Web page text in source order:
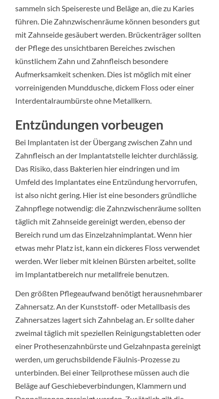
sammeln sich Speisereste und Beläge an, die zu Karies
führen. Die Zahnzwischenräume können besonders gut
mit Zahnseide gesäubert werden. Brückenträger sollten
der Pflege des unsichtbaren Bereiches zwischen
künstlichem Zahn und Zahnfleisch besondere
Aufmerksamkeit schenken. Dies ist möglich mit einer
vorreinigenden Munddusche, dickem Floss oder einer
Interdentalraumbürste ohne Metallkern.
Entzündungen vorbeugen
Bei Implantaten ist der Übergang zwischen Zahn und
Zahnfleisch an der Implantatstelle leichter durchlässig.
Das Risiko, dass Bakterien hier eindringen und im
Umfeld des Implantates eine Entzündung hervorrufen,
ist also nicht gering. Hier ist eine besonders gründliche
Zahnpflege notwendig: die Zahnzwischenräume sollten
täglich mit Zahnseide gereinigt werden, ebenso der
Bereich rund um das Einzelzahnimplantat. Wenn hier
etwas mehr Platz ist, kann ein dickeres Floss verwendet
werden. Wer lieber mit kleinen Bürsten arbeitet, sollte
im Implantatbereich nur metallfreie benutzen.
Den größten Pflegeaufwand benötigt herausnehmbarer
Zahnersatz. An der Kunststoff- oder Metallbasis des
Zahnersatzes lagert sich Zahnbelag an. Er sollte daher
zweimal täglich mit speziellen Reinigungstabletten oder
einer Prothesenzahnbürste und Gelzahnpasta gereinigt
werden, um geruchsbildende Fäulnis-Prozesse zu
unterbinden. Bei einer Teilprothese müssen auch die
Beläge auf Geschiebeverbindungen, Klammern und